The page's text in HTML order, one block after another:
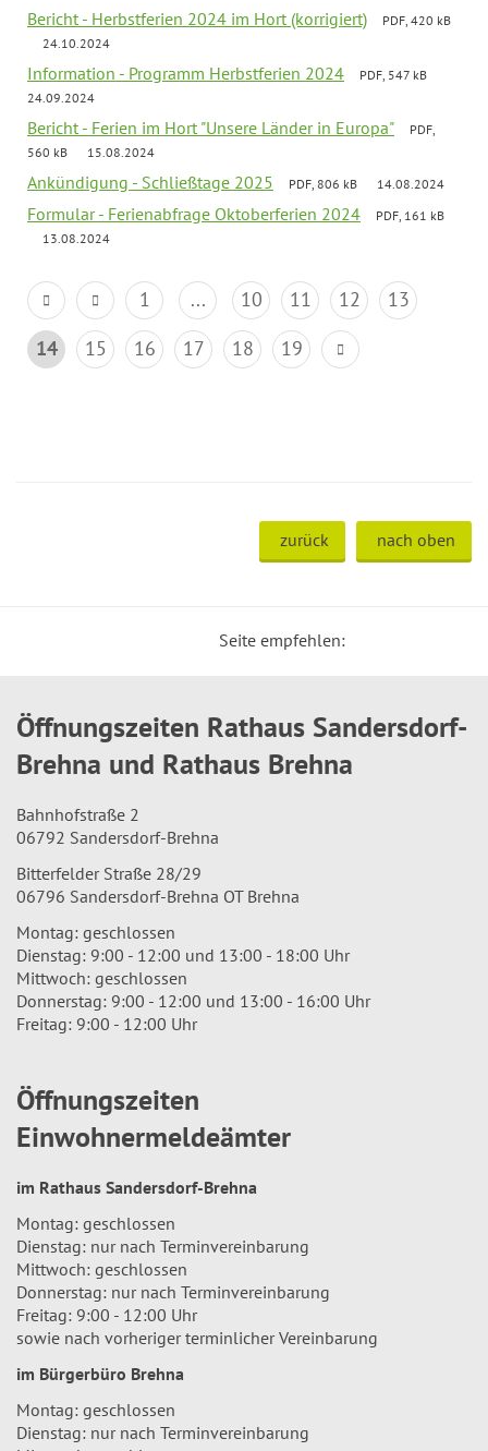
Bericht - Herbstferien 2024 im Hort (korrigiert)
PDF, 420 kB
24.10.2024
Information - Programm Herbstferien 2024
PDF, 547 kB
24.09.2024
Bericht - Ferien im Hort "Unsere Länder in Europa"
PDF,
560 kB
15.08.2024
Ankündigung - Schließtage 2025 PDF, 806 kB 14.08.2024
Formular - Ferienabfrage Oktoberferien 2024
PDF, 161 kB
13.08.2024
1 ... 10 11 12
13
14
15 16 17 18 19
zurück nach oben
Seite empfehlen:
Öffnungszeiten Rathaus Sandersdorf-
Brehna und Rathaus Brehna
Bahnhofstraße 2
06792 Sandersdorf-Brehna
Bitterfelder Straße 28/29
06796 Sandersdorf-Brehna OT Brehna
Montag: geschlossen
Dienstag: 9:00 - 12:00 und 13:00 - 18:00 Uhr
Mittwoch: geschlossen
Donnerstag: 9:00 - 12:00 und 13:00 - 16:00 Uhr
Freitag: 9:00 - 12:00 Uhr
Öffnungszeiten
Einwohnermeldeämter
im Rathaus Sandersdorf-Brehna
Montag: geschlossen
Dienstag: nur nach Terminvereinbarung
Mittwoch: geschlossen
Donnerstag: nur nach Terminvereinbarung
Freitag: 9:00 - 12:00 Uhr
sowie nach vorheriger terminlicher Vereinbarung
im Bürgerbüro Brehna
Montag: geschlossen
Dienstag: nur nach Terminvereinbarung